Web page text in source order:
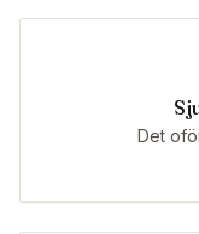
Det